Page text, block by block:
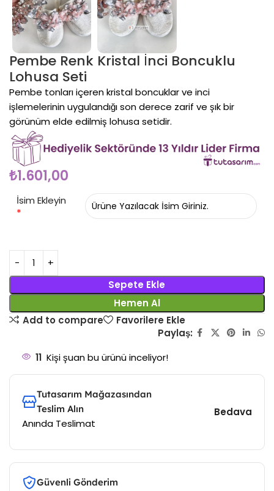
Pembe Renk Kristal İnci Boncuklu
Lohusa Seti
Pembe tonları içeren kristal boncuklar ve inci
işlemelerinin uygulandığı son derece zarif ve şık bir
görünüm elde edilmiş lohusa setidir.
₺1.601,00
İsim Ekleyin
*
Sepete Ekle
Hemen Al
Add to compare
Favorilere Ekle
Paylaş:
11 Kişi şuan bu ürünü inceliyor!
Tutasarım Mağazasından
Teslim Alın
Anında Teslimat
Bedava
Güvenli Gönderim